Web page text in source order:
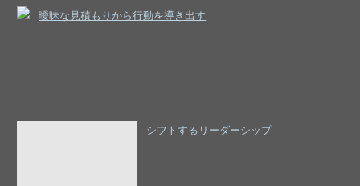
曖昧な見積もりから行動を導き出す
シフトするリーダーシップ